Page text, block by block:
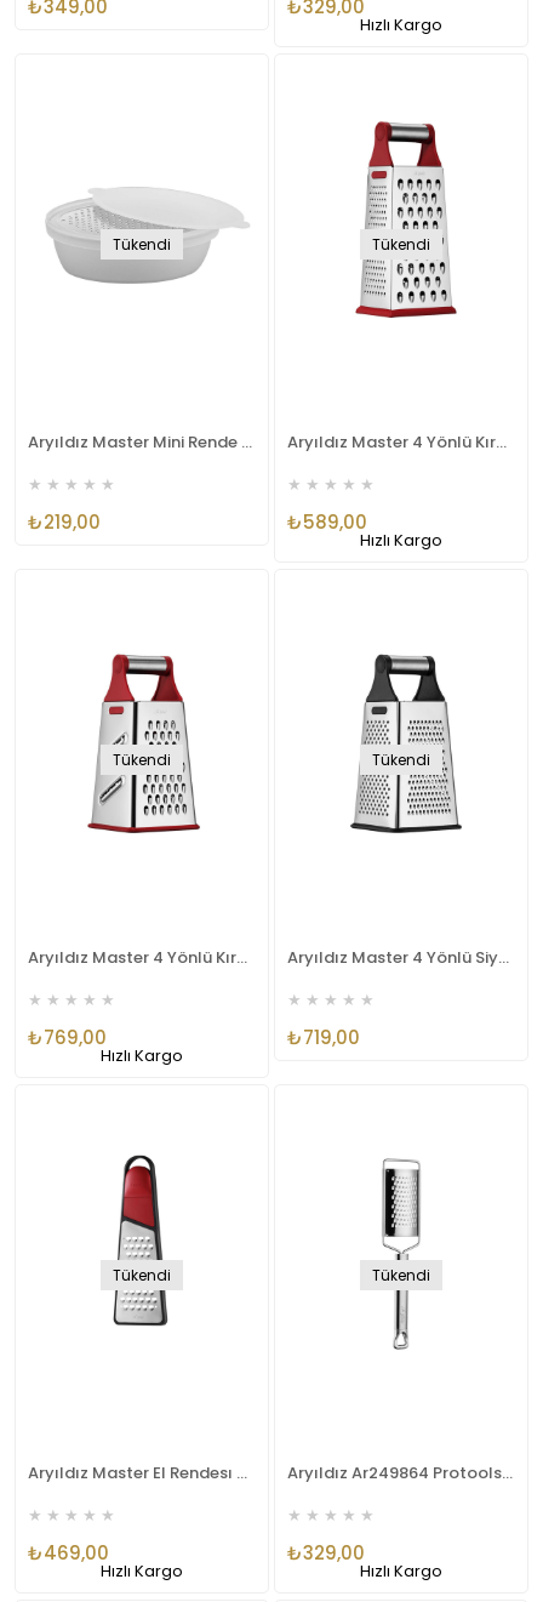
₺349,00 ₺329,00
Hızlı Kargo
Tükendi
Aryıldız Master Mini Rende AR250211
★ ★ ★ ★ ★
₺219,00
Tükendi
Aryıldız Master 4 Yönlü Kırmızı Rende AR250228
★ ★ ★ ★ ★
₺589,00
Hızlı Kargo
Tükendi
Aryıldız Master 4 Yönlü Kırmızı Geniş Rende AR250235
★ ★ ★ ★ ★
₺769,00
Hızlı Kargo
Tükendi
Aryıldız Master 4 Yönlü Siyah Geniş Rende AR250310
★ ★ ★ ★ ★
₺719,00
Tükendi
Aryıldız Master El Rendesı Ve Soyacak Blade AR250129
★ ★ ★ ★ ★
₺469,00
Hızlı Kargo
Tükendi
Aryıldız Ar249864 Protools Rende Medium
★ ★ ★ ★ ★
₺329,00
Hızlı Kargo